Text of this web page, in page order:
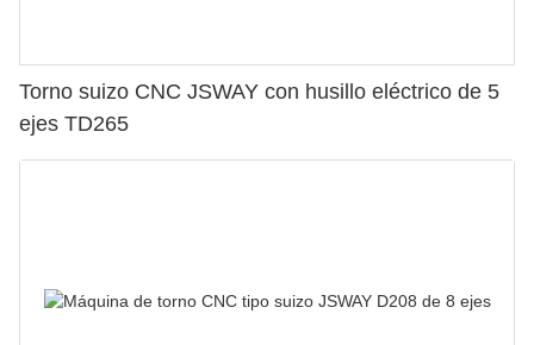
Torno suizo CNC JSWAY con husillo eléctrico de 5
ejes TD265